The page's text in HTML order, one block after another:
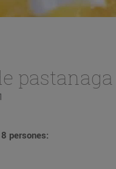
persones: